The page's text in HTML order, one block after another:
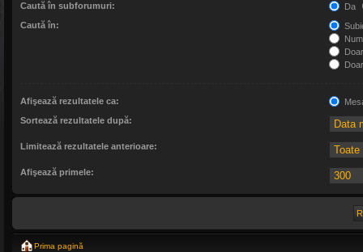
Caută în subforumuri:
Da
Caută în:
Afişează rezultatele ca:
Sortează rezultatele după:
Limitează rezultatele anterioare:
Afişează primele:
Prima pagină